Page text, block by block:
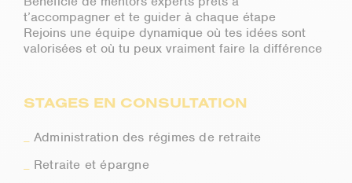
t’accompagner et te guider à chaque étape
Rejoins une équipe dynamique où tes idées sont
valorisées et où tu peux vraiment faire la différence
STAGES EN CONSULTATION
Administration des régimes de retraite
Retraite et épargne